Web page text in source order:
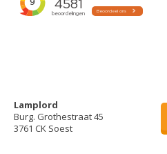
Lamplord
Burg. Grothestraat 45
3761 CK Soest